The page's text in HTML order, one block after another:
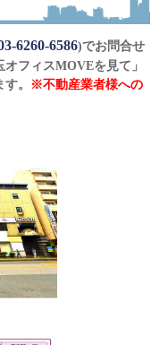
6260-6586)でお問合せ
フィスMOVEを見て」
。
※不動産業者様への